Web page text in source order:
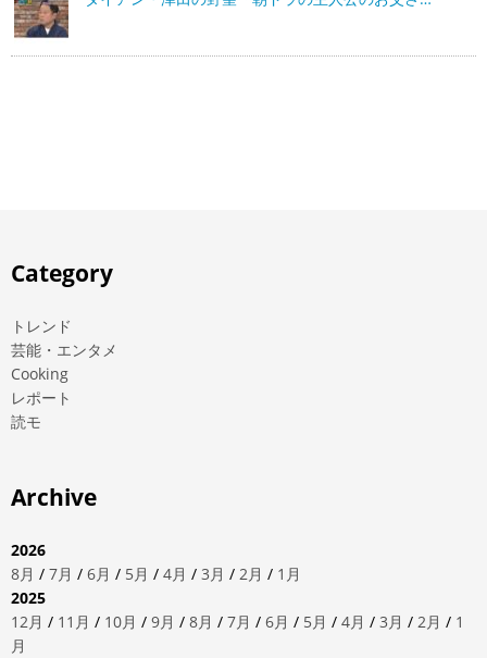
Category
トレンド
芸能・エンタメ
Cooking
レポート
読モ
Archive
2026
8月 / 7月 / 6月 / 5月 / 4月 / 3月 / 2月 / 1月
2025
12月 / 11月 / 10月 / 9月 / 8月 / 7月 / 6月 / 5月 / 4月 / 3月 / 2月 / 1
月